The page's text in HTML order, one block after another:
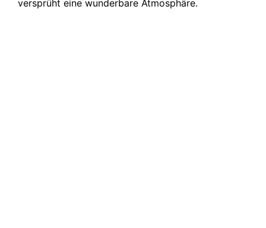
versprüht eine wunderbare Atmosphäre.